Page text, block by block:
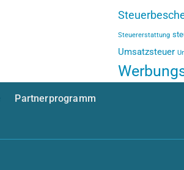
Steuererstattung
Umsatzsteuer
Partnerprogramm